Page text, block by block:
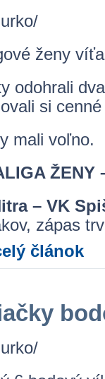
ženy
odohrali
si
mali voľno.
ŽENY
– VK
zápas
článok